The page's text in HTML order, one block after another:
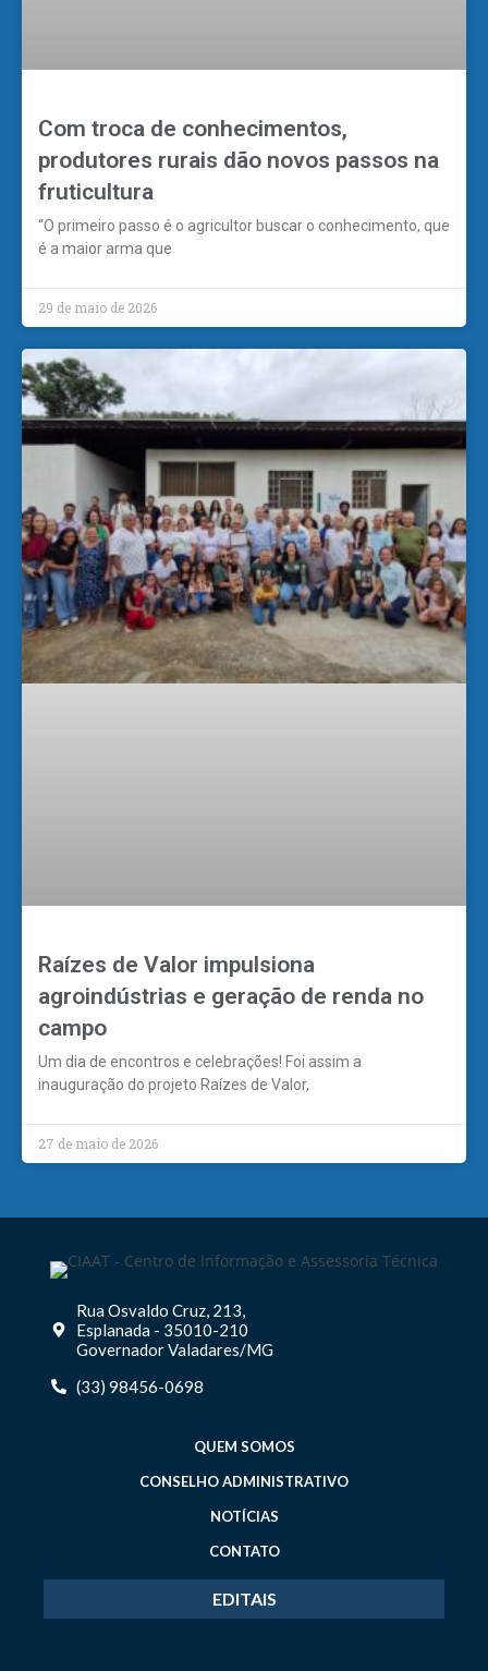
Com troca de conhecimentos,
produtores rurais dão novos passos na
fruticultura
“O primeiro passo é o agricultor buscar o conhecimento, que
é a maior arma que
29 de maio de 2026
Raízes de Valor impulsiona
agroindústrias e geração de renda no
campo
Um dia de encontros e celebrações! Foi assim a
inauguração do projeto Raízes de Valor,
27 de maio de 2026
Rua Osvaldo Cruz, 213,
Esplanada - 35010-210
Governador Valadares/MG
(33) 98456-0698
QUEM SOMOS
CONSELHO ADMINISTRATIVO
NOTÍCIAS
CONTATO
EDITAIS